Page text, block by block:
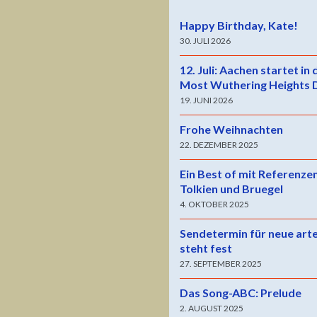
Happy Birthday, Kate!
30. JULI 2026
12. Juli: Aachen startet in
Most Wuthering Heights
19. JUNI 2026
Frohe Weihnachten
22. DEZEMBER 2025
Ein Best of mit
Tolkien und Bruegel
4. OKTOBER 2025
Sendetermin für neue
steht fest
27. SEPTEMBER 2025
Das Song-ABC: Prelude
2. AUGUST 2025